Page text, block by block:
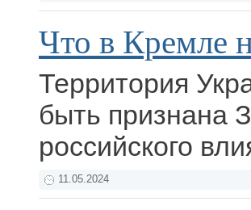
Что в Кремле
Территория
быть признана
российского
11.05.2024